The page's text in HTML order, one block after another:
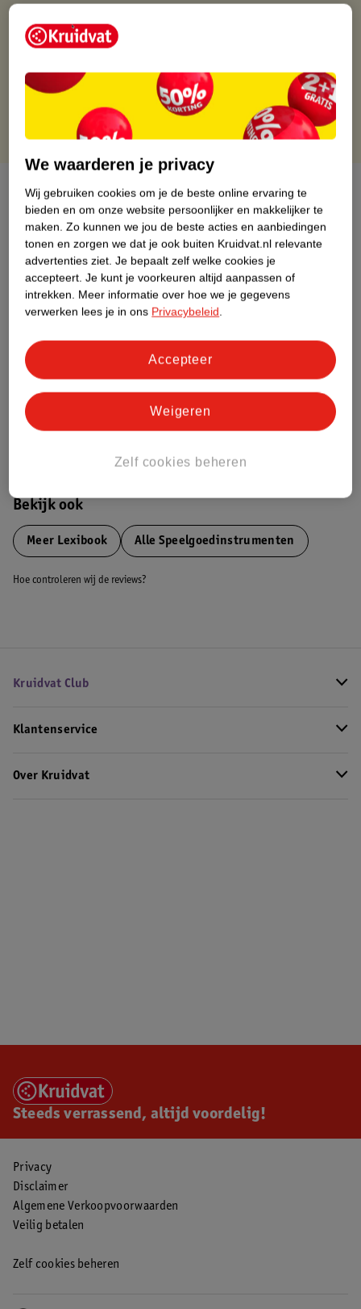
Binnen 1 werkdag verstuurd
Gratis thuisbezorgd
Gratis punten met je Kruidvat kaart
Over dit product
Productinformatie
Etiketinformatie
Nature Impact Score
Impact Score.
Meer informatie
Bekijk ook
Meer Lexibook Alle Speelgoedinstrumenten
Hoe controleren wij de reviews?
Kruidvat Club
Klantenservice
Over Kruidvat
Steeds verrassend, altijd voordelig!
Privacy
Disclaimer
Algemene Verkoopvoorwaarden
Veilig betalen
Zelf cookies beheren
We waarderen je privacy
Wij gebruiken cookies om je de beste online ervaring te
bieden en om onze website persoonlijker en makkelijker te
maken. Zo kunnen we jou de beste acties en aanbiedingen
tonen en zorgen we dat je ook buiten Kruidvat.nl relevante
advertenties ziet. Je bepaalt zelf welke cookies je
accepteert. Je kunt je voorkeuren altijd aanpassen of
intrekken. Meer informatie over hoe we je gegevens
verwerken lees je in ons Privacybeleid.
Zelf cookies beheren
Weigeren
Accepteer